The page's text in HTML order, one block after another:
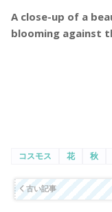
A close-up of a
blooming against
コスモス 花 秋
古い記事